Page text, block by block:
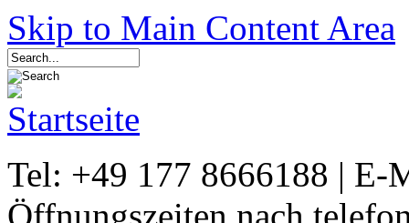
Skip to Main Content Area
Tel: +49 177 8666188 |